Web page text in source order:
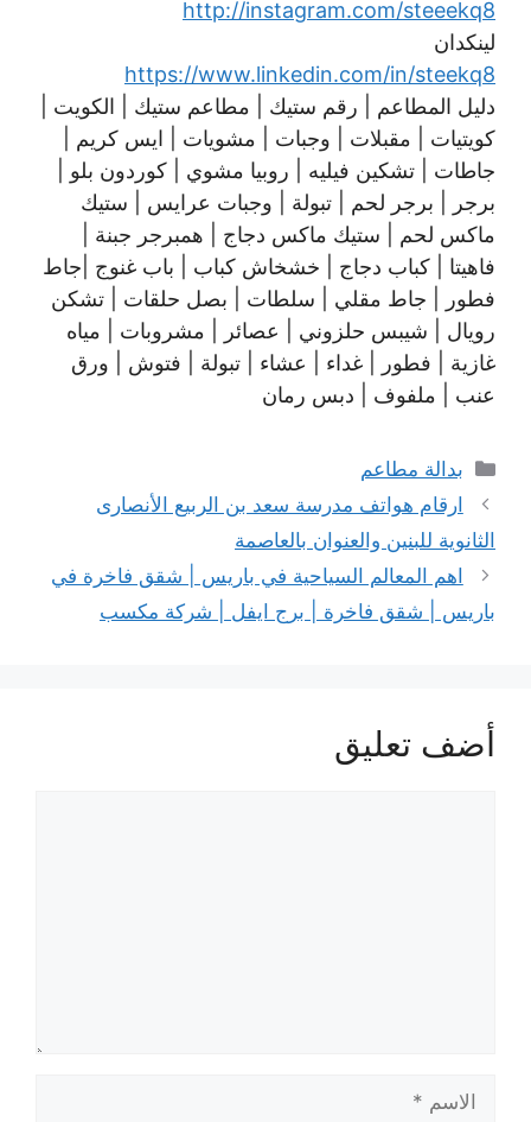
http://instagram.com/steeekq8
لينكدان
https://www.linkedin.com/in/steekq8
دليل المطاعم | رقم ستيك | مطاعم ستيك | الكويت |
كويتيات | مقبلات | وجبات | مشويات | ايس كريم |
جاطات | تشكين فيليه | روبيا مشوي | كوردون بلو |
برجر | برجر لحم | تبولة | وجبات عرايس | ستيك
ماكس لحم | ستيك ماكس دجاج | همبرجر جبنة |
فاهيتا | كباب دجاج | خشخاش كباب | باب غنوج |جاط
فطور | جاط مقلي | سلطات | بصل حلقات | تشكن
رويال | شيبس حلزوني | عصائر | مشروبات | مياه
غازية | فطور | غداء | عشاء | تبولة | فتوش | ورق
عنب | ملفوف | دبس رمان
التصنيفات
بدالة مطاعم
ارقام هواتف مدرسة سعد بن الربيع الأنصارى
الثانوية للبنين والعنوان بالعاصمة
اهم المعالم السياحية في باريس | شقق فاخرة في
باريس | شقق فاخرة | برج ايفل | شركة مكسب
أضف تعليق
الاسم